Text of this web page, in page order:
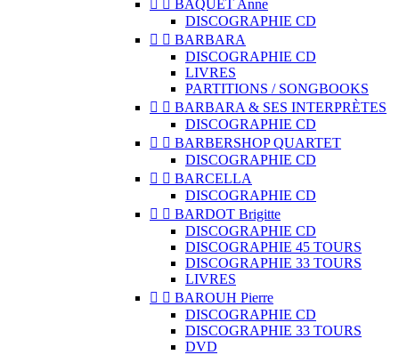
  BAQUET Anne
DISCOGRAPHIE CD
  BARBARA
DISCOGRAPHIE CD
LIVRES
PARTITIONS / SONGBOOKS
  BARBARA & SES INTERPRÈTES
DISCOGRAPHIE CD
  BARBERSHOP QUARTET
DISCOGRAPHIE CD
  BARCELLA
DISCOGRAPHIE CD
  BARDOT Brigitte
DISCOGRAPHIE CD
DISCOGRAPHIE 45 TOURS
DISCOGRAPHIE 33 TOURS
LIVRES
  BAROUH Pierre
DISCOGRAPHIE CD
DISCOGRAPHIE 33 TOURS
DVD